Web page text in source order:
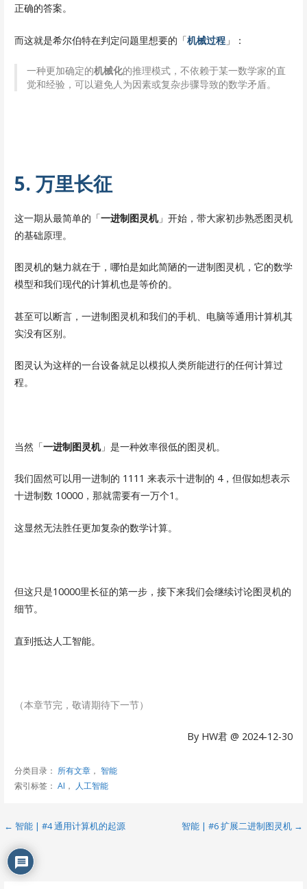
正确的答案。
而这就是希尔伯特在判定问题里想要的「机械过程」：
一种更加确定的机械化的推理模式，不依赖于某一数学家的直
觉和经验，可以避免人为因素或复杂步骤导致的数学矛盾。
5. 万里长征
这一期从最简单的「一进制图灵机」开始，带大家初步熟悉图灵机
的基础原理。
图灵机的魅力就在于，哪怕是如此简陋的一进制图灵机，它的数学
模型和我们现代的计算机也是等价的。
甚至可以断言，一进制图灵机和我们的手机、电脑等通用计算机其
实没有区别。
图灵认为这样的一台设备就足以模拟人类所能进行的任何计算过
程。
当然「一进制图灵机」是一种效率很低的图灵机。
我们固然可以用一进制的 1111 来表示十进制的 4，但假如想表示
十进制数 10000，那就需要有一万个1。
这显然无法胜任更加复杂的数学计算。
但这只是10000里长征的第一步，接下来我们会继续讨论图灵机的
细节。
直到抵达人工智能。
（本章节完，敬请期待下一节）
By HW君 @ 2024-12-30
分类目录： 所有文章， 智能
索引标签： AI ， 人工智能
文
章
导
← 智能 | #4 通用计算机的起源 智能 | #6 扩展二进制图灵机 →